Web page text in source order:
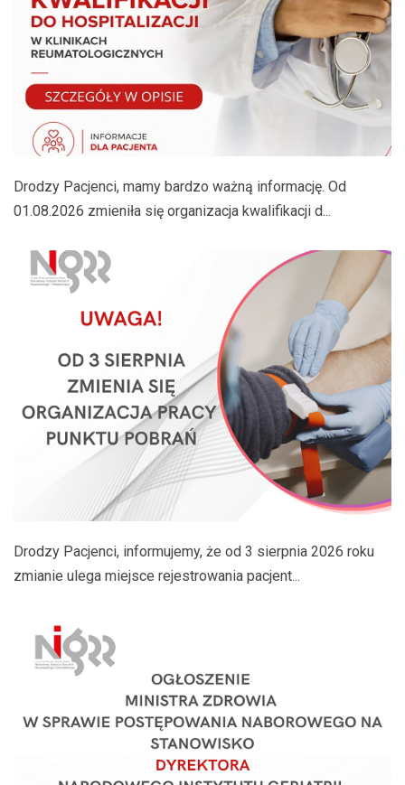
Drodzy Pacjenci, mamy bardzo ważną informację. Od
01.08.2026 zmieniła się organizacja kwalifikacji d...
Drodzy Pacjenci, informujemy, że od 3 sierpnia 2026 roku
zmianie ulega miejsce rejestrowania pacjent...